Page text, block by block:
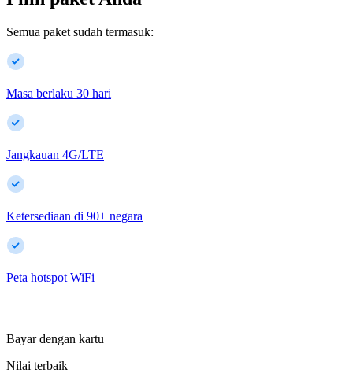
Semua paket sudah termasuk:
Masa berlaku 30 hari
Jangkauan 4G/LTE
Ketersediaan di 90+ negara
Peta hotspot WiFi
Bayar dengan kartu
Nilai terbaik